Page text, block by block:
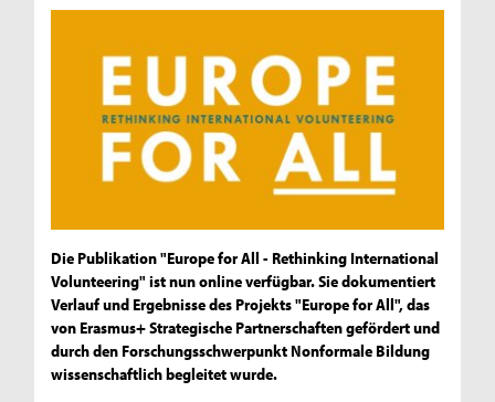
Die Publikation "Europe for All - Rethinking International
Volunteering" ist nun online verfügbar. Sie dokumentiert
Verlauf und Ergebnisse des Projekts "Europe for All", das
von Erasmus+ Strategische Partnerschaften gefördert und
durch den Forschungsschwerpunkt Nonformale Bildung
wissenschaftlich begleitet wurde.